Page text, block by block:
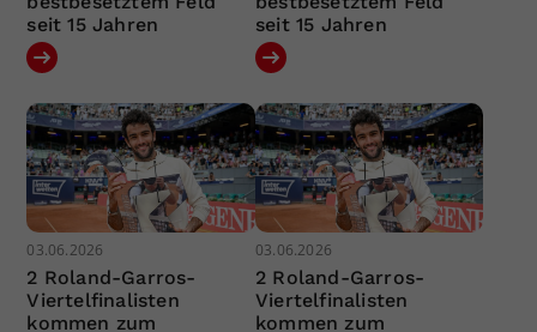
seit 15 Jahren
seit 15 Jahren
03.06.2026
2 Roland-Garros-
Viertelfinalisten
kommen zum
03.06.2026
2 Roland-Garros-
Viertelfinalisten
kommen zum